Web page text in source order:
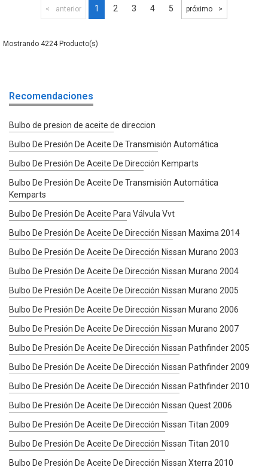
anterior 1 2 3 4 5 próximo
4224
Recomendaciones
Bulbo de presion de aceite de direccion
Bulbo De Presión De Aceite De Transmisión Automática
Bulbo De Presión De Aceite De Dirección Kemparts
Bulbo De Presión De Aceite De Transmisión Automática
Kemparts
Bulbo De Presión De Aceite Para Válvula Vvt
Bulbo De Presión De Aceite De Dirección Nissan Maxima 2014
Bulbo De Presión De Aceite De Dirección Nissan Murano 2003
Bulbo De Presión De Aceite De Dirección Nissan Murano 2004
Bulbo De Presión De Aceite De Dirección Nissan Murano 2005
Bulbo De Presión De Aceite De Dirección Nissan Murano 2006
Bulbo De Presión De Aceite De Dirección Nissan Murano 2007
Bulbo De Presión De Aceite De Dirección Nissan Pathfinder 2005
Bulbo De Presión De Aceite De Dirección Nissan Pathfinder 2009
Bulbo De Presión De Aceite De Dirección Nissan Pathfinder 2010
Bulbo De Presión De Aceite De Dirección Nissan Quest 2006
Bulbo De Presión De Aceite De Dirección Nissan Titan 2009
Bulbo De Presión De Aceite De Dirección Nissan Titan 2010
Bulbo De Presión De Aceite De Dirección Nissan Xterra 2010